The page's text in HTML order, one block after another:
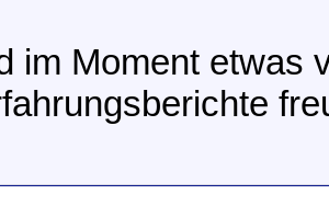
im Moment etwas